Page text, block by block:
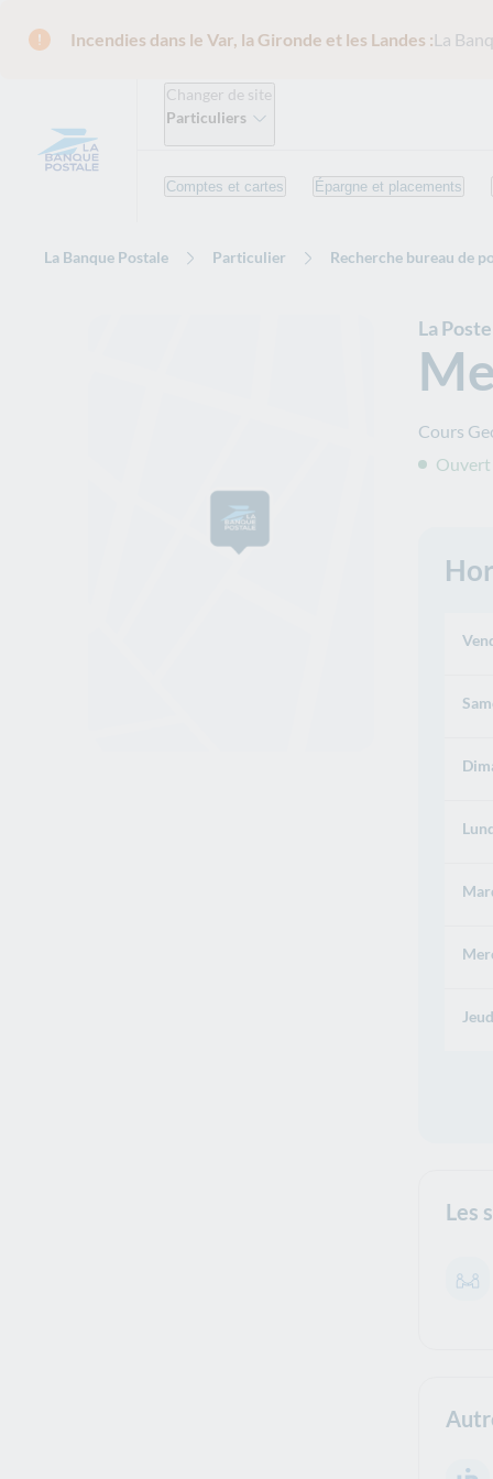
Incendies dans le Var, la Gironde et les Landes :La
Changer de site
Particuliers
Comptes et cartes Épargne et placements
La Banque Postale Particulier Recherche bureau de
La Poste
Cours
Ouvert
Les